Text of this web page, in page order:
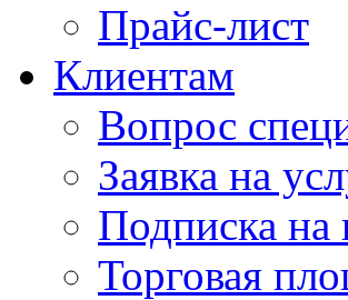
Прайс-лист
Клиентам
Вопрос
Заявка на
Подписка на
Торговая